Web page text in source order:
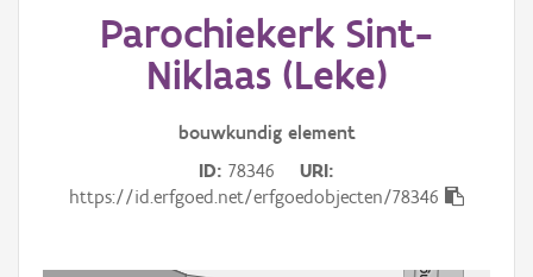
Erfgoedobject
Aanduidingsobject
Parochiekerk Sint-
Niklaas (Leke)
bouwkundig element
ID 78346
URI
https://id.erfgoed.net/erfgoedobjecten/78346